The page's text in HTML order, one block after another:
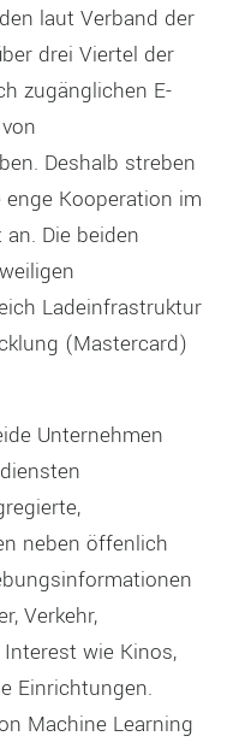
laut Verband der
drei Viertel der
zugänglichen E-
Deshalb streben
Kooperation im
Die beiden
Ladeinfrastruktur
(Mastercard)
Unternehmen
neben öffenlich
Verkehr,
wie Kinos,
Einrichtungen.
Machine Learning